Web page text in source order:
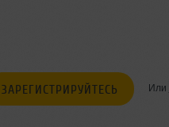
ЗАРЕГИСТРИРУЙТЕСЬ Или